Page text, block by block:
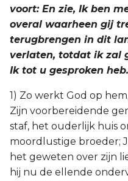
voort: En zie, Ik ben
overal waarheen gij
terugbrengen in dit
verlaten, totdat ik zal
Ik tot u gesproken
1) Zo werkt God op
Zijn voorbereidende
staf, het ouderlijk huis
moordlustige broeder;
het geweten over zijn
hij nu de ellende